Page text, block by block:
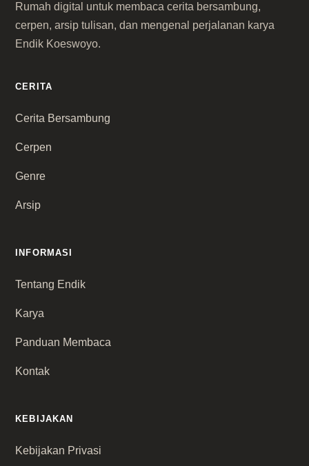
Rumah digital untuk membaca cerita bersambung,
cerpen, arsip tulisan, dan mengenal perjalanan karya
Endik Koeswoyo.
CERITA
Cerita Bersambung
Cerpen
Genre
Arsip
INFORMASI
Tentang Endik
Karya
Panduan Membaca
Kontak
KEBIJAKAN
Kebijakan Privasi